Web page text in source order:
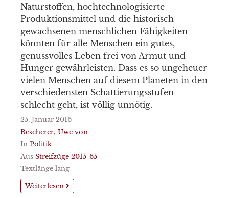
Naturstoffen, hochtechnologisierte
Produktionsmittel und die historisch
gewachsenen menschlichen Fähigkeiten
könnten für alle Menschen ein gutes,
genussvolles Leben frei von Armut und
Hunger gewährleisten. Dass es so ungeheuer
vielen Menschen auf diesem Planeten in den
verschiedensten Schattierungsstufen
schlecht geht, ist völlig unnötig.
25. Januar 2016
Bescherer, Uwe von
In Politik
Aus Streifzüge 2015-65
Textlänge lang
Weiterlesen